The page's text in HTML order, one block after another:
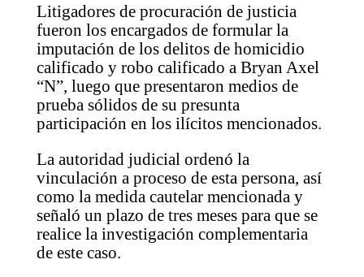
Litigadores de procuración de justicia
fueron los encargados de formular la
imputación de los delitos de homicidio
calificado y robo calificado a Bryan Axel
“N”, luego que presentaron medios de
prueba sólidos de su presunta
participación en los ilícitos mencionados.
La autoridad judicial ordenó la
vinculación a proceso de esta persona, así
como la medida cautelar mencionada y
señaló un plazo de tres meses para que se
realice la investigación complementaria
de este caso.